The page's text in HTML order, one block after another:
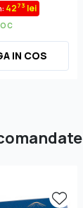
4273 lei
IN COS